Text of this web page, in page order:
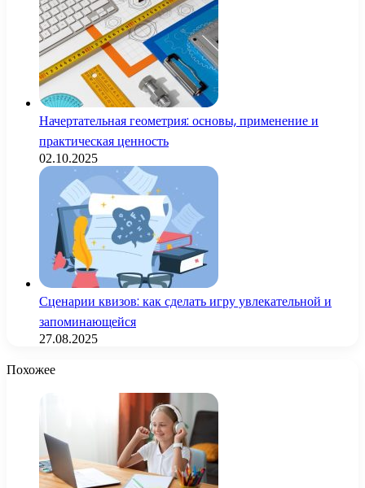
Начертательная геометрия: основы, применение и
практическая ценность
02.10.2025
Сценарии квизов: как сделать игру увлекательной и
запоминающейся
27.08.2025
Похожее